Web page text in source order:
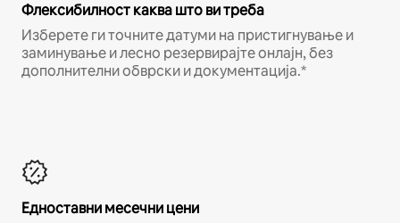
Флексибилност каква што ви треба
Изберете ги точните датуми на пристигнување и
заминување и лесно резервирајте онлајн, без
дополнителни обврски и документација.*
Едноставни месечни цени